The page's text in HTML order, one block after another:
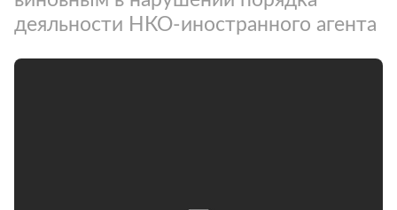
деяльности НКО-иностранного агента